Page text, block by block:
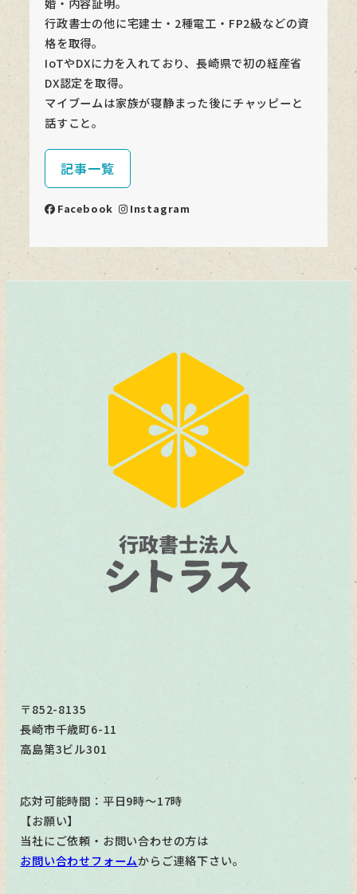
婚・内容証明。
行政書士の他に宅建士・2種電工・FP2級などの資
格を取得。
IoTやDXに力を入れており、長崎県で初の経産省
DX認定を取得。
マイブームは家族が寝静まった後にチャッピーと
話すこと。
記事一覧
Facebook Instagram
〒852-8135
長崎市千歳町6-11
高島第3ビル301
応対可能時間：平日9時～17時
【お願い】
当社にご依頼・お問い合わせの方は
お問い合わせフォームからご連絡下さい。